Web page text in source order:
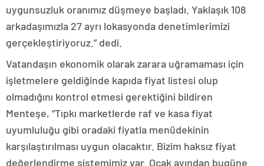
uygunsuzluk oranımız düşmeye başladı. Yaklaşık 108
arkadaşımızla 27 ayrı lokasyonda denetimlerimizi
gerçekleştiriyoruz.” dedi.
Vatandaşın ekonomik olarak zarara uğramaması için
işletmelere geldiğinde kapıda fiyat listesi olup
olmadığını kontrol etmesi gerektiğini bildiren
Menteşe, “Tıpkı marketlerde raf ve kasa fiyat
uyumluluğu gibi oradaki fiyatla menüdekinin
karşılaştırılması uygun olacaktır. Bizim haksız fiyat
değerlendirme sistemimiz var. Ocak ayından bugüne